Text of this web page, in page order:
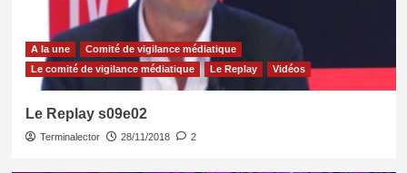
A la une
Comité de vigilance médiatique
Le comité de vigilance médiatique
Le Replay Vidéos
Le Replay s09e02
Terminalector 28/11/2018 2